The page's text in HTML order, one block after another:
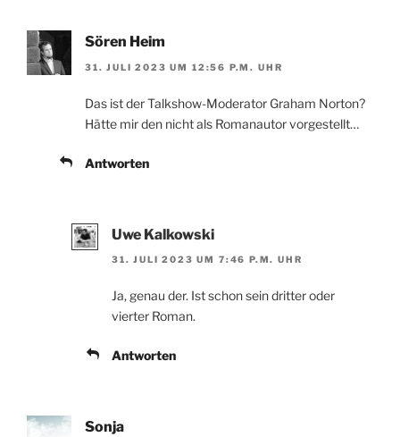
Sören Heim
31. JULI 2023 UM 12:56 P.M. UHR
Das ist der Talkshow-Moderator Graham Norton?
Hätte mir den nicht als Romanautor vorgestellt…
Antworten
Uwe Kalkowski
31. JULI 2023 UM 7:46 P.M. UHR
Ja, genau der. Ist schon sein dritter oder
vierter Roman.
Antworten
Sonja